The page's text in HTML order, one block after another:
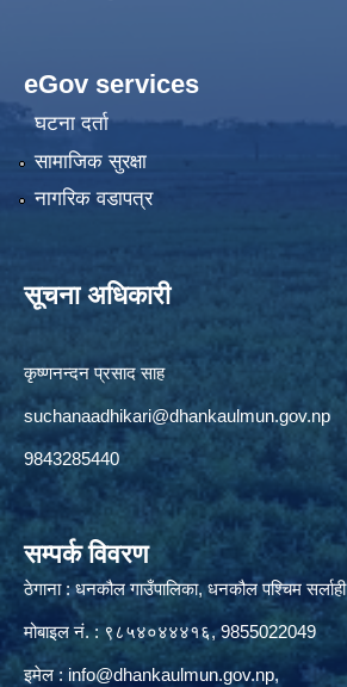
eGov services
घटना दर्ता
सामाजिक सुरक्षा
नागरिक वडापत्र
सूचना अधिकारी
कृष्णनन्दन प्रसाद साह
suchanaadhikari@dhankaulmun.gov.np
9843285440
सम्पर्क विवरण
ठेगाना : धनकौल गाउँपालिका, धनकौल पश्चिम सर्लाही
मोबाइल नं. : ९८५४०४४४१६, 9855022049
इमेल : info@dhankaulmun.gov.np,